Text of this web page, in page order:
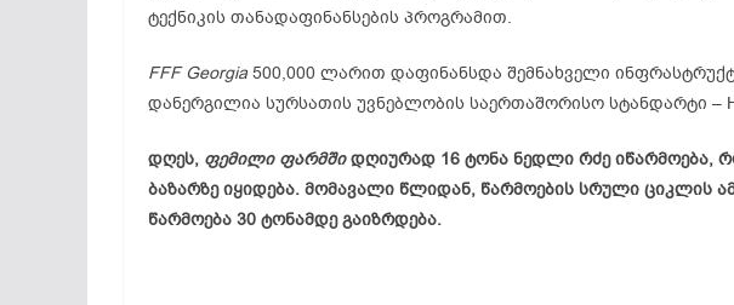
ტექნიკის თანადაფინანსების პროგრამით.
FFF Georgia500,000 ლარით დაფინანსდა შემნახველი
დანერგილია სურსათის უვნებლობის საერთაშორისო სტანდარტი –
დღეს, ფემილი ფარმშიდღიურად 16 ტონა ნედლი რძე
ბაზარზე იყიდება. მომავალი წლიდან, წარმოების სრული ციკლის
წარმოება 30 ტონამდე გაიზრდება.